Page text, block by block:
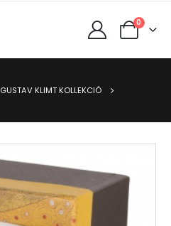
0
GUSTAV KLIMT KOLLEKCIÓ